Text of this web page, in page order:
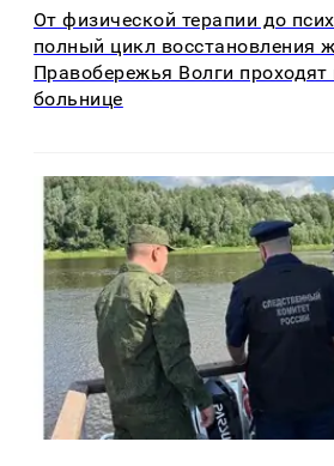
От физической терапии до
полный цикл восстановления
Правобережья Волги
больнице